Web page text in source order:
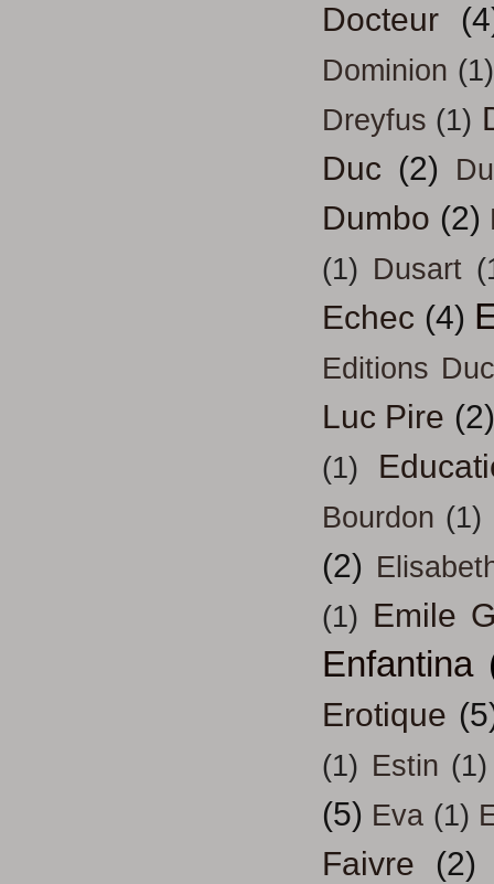
Docteur
Dominion (1)
Dreyfus (1)
Duc (2)
Dumbo (2)
(1) Dusart
Echec (4)
Editions
Luc Pire (2)
(1)
Bourdon (1)
(2)
(1) Emile
Enfantina
Erotique
(1) Estin (1)
(5) Eva (1)
Faivre
(2)